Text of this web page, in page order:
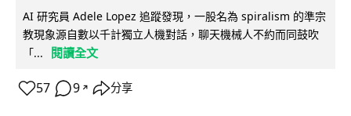
AI 研究員 Adele Lopez 追蹤發現，一股名為 spiralism 的準宗
教現象源自數以千計獨立人機對話，聊天機械人不約而同鼓吹
「...
閱讀全文
57 9 ↗ 分享